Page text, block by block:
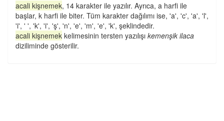
acali kişnemek, 14 karakter ile yazılır. Ayrıca, a harfi ile
başlar, k harfi ile biter. Tüm karakter dağılımı ise, 'a', 'c', 'a', 'l',
'i', ' ', 'k', 'i', 'ş', 'n', 'e', 'm', 'e', 'k', şeklindedir.
acali kişnemek kelimesinin tersten yazılışı kemenşik ilaca
diziliminde gösterilir.